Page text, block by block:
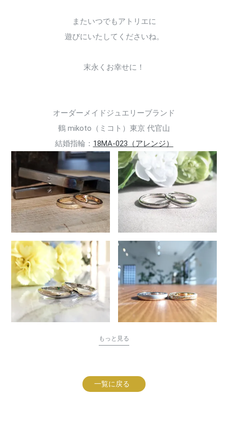
またいつでもアトリエに
遊びにいたしてくださいね。
末永くお幸せに！
オーダーメイドジュエリーブランド
鶴 mikoto（ミコト）東京 代官山
結婚指輪： 18MA-023（アレンジ）
もっと見る
一覧に戻る